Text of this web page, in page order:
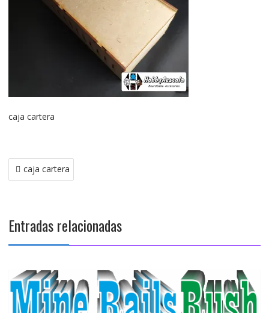
caja cartera
Navegación
de
caja cartera
Entradas relacionadas